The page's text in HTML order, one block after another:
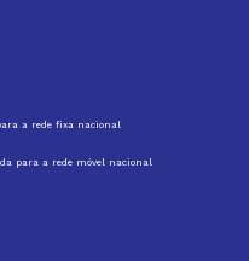
a rede fixa nacional
para a rede móvel nacional